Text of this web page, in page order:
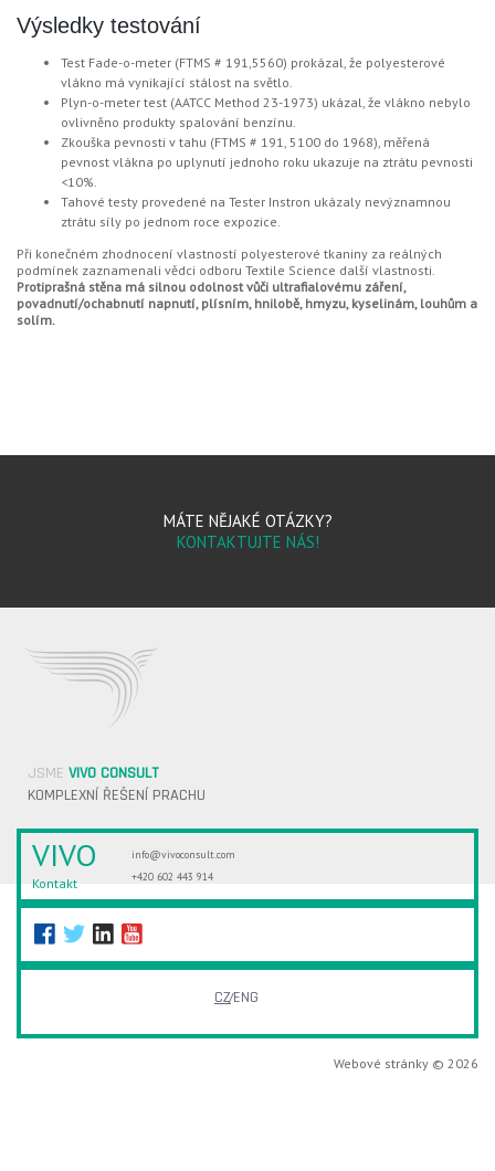
Výsledky testování
Test Fade-o-meter (FTMS # 191,5560) prokázal, že polyesterové
vlákno má vynikající stálost na světlo.
Plyn-o-meter test (AATCC Method 23-1973) ukázal, že vlákno nebylo
ovlivněno produkty spalování benzínu.
Zkouška pevnosti v tahu (FTMS # 191, 5100 do 1968), měřená
pevnost vlákna po uplynutí jednoho roku ukazuje na ztrátu pevnosti
<10%.
Tahové testy provedené na Tester Instron ukázaly nevýznamnou
ztrátu síly po jednom roce expozice.
Při konečném zhodnocení vlastností polyesterové tkaniny za reálných
podmínek zaznamenali vědci odboru Textile Science další vlastnosti.
Protiprašná stěna má silnou odolnost vůči ultrafialovému záření,
povadnutí/ochabnutí napnutí, plísním, hnilobě, hmyzu, kyselinám, louhům a
solím.
MÁTE NĚJAKÉ OTÁZKY?
KONTAKTUJTE NÁS!
JSME VIVO CONSULT
KOMPLEXNÍ ŘEŠENÍ PRACHU
VIVO
Kontakt
info@vivoconsult.com
+420 602 443 914
CZENG
Webové stránky © 2026